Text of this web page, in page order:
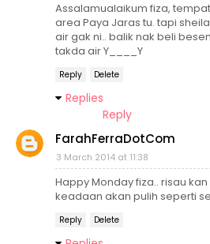
Assalamualaikum fiza,
area Paya Jaras tu. tapi
air gak ni.. balik nak beli
takda air Y____Y
Reply Delete
Replies
Reply
FarahFerraDotCom
3 March 2014 at 11:38
Happy Monday fiza.. risau
keadaan akan pulih seperti
Reply Delete